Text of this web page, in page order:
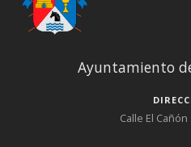
Ayuntamiento
Calle El